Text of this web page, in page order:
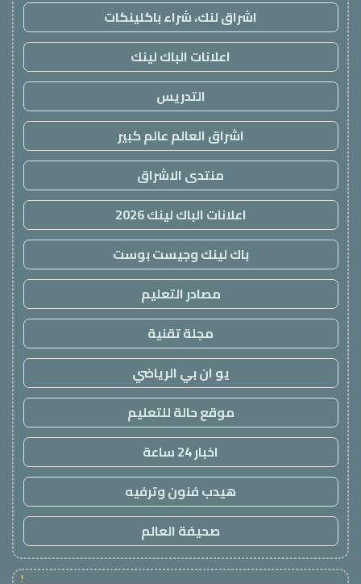
اشراق لنك، شراء باكلينكات
اعلانات الباك لينك
التدريس
اشراق العالم عالم كبير
منتدى الاشراق
اعلانات الباك لينك 2026
باك لينك وجيست بوست
مصادر التعليم
مجلة تقنية
يو ان بي الرياضي
موقع حالة للتعليم
اخبار 24 ساعة
هيدب فنون وترفيه
صحيفة العالم
!